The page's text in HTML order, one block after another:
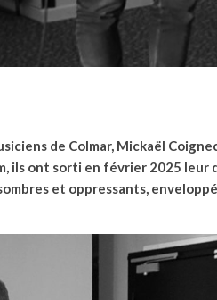
de Colmar, Mickaël
ils ont sorti en février 2025 leur
et oppressants,